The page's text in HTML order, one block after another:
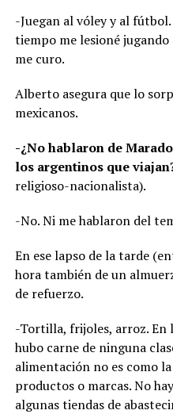
-Juegan al vóley y al
tiempo me lesioné
me curo.
Alberto asegura que lo
mexicanos.
-¿No hablaron de
los argentinos que
religioso-nacionalista).
-No. Ni me hablaron del
En ese lapso de la tarde
hora también de un
de refuerzo.
-Tortilla, frijoles, arroz. En
hubo carne de ninguna
alimentación no es como
productos o marcas. No
algunas tiendas de